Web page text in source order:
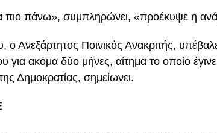
πάνω», συμπληρώνει, «προέκυψε η
ο Ανεξάρτητος Ποινικός Ανακριτής,
για ακόμα δύο μήνες, αίτημα το οποίο
Δημοκρατίας, σημείωνει.